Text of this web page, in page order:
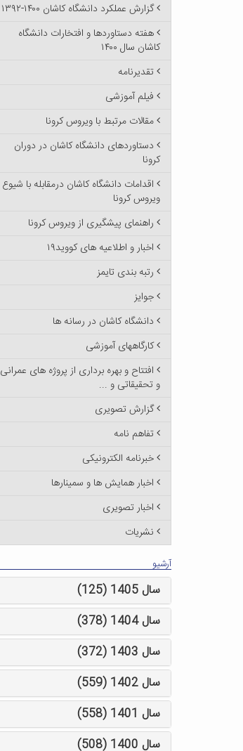
گزارش عملکرد دانشگاه کاشان ۱۴۰۰-۱۳۹۲
هفته دستاوردها و افتخارات دانشگاه
کاشان سال ۱۴۰۰
تقدیرنامه
فیلم آموزشی
مقالات مرتبط با ویروس کرونا
دستاوردهای دانشگاه کاشان در دوران
کرونا
اقدامات دانشگاه کاشان درمقابله با شیوع
ویروس کرونا
راهنمای پیشگیری از ویروس کرونا
اخبار و اطلاعیه های کووید۱۹
رتبه بندی تایمز
جوایز
دانشگاه کاشان در رسانه ها
کارگاههای آموزشی
افتتاح و بهره برداری از پروژه های عمرانی
و تحقیقاتی و ...
گزارش تصویری
تفاهم نامه
خبرنامه الکترونیکی
اخبار همایش ها و سمینارها
اخبار تصویری
نشریات
آرشیو
سال 1405 (125)
سال 1404 (378)
سال 1403 (372)
سال 1402 (559)
سال 1401 (558)
سال 1400 (508)